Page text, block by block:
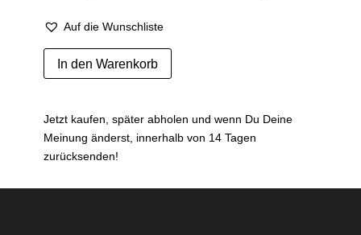
Auf die Wunschliste
Sideboard
en
In den Warenkorb
Jetzt kaufen, später abholen und wenn Du Deine
Meinung änderst, innerhalb von 14 Tagen
zurücksenden!